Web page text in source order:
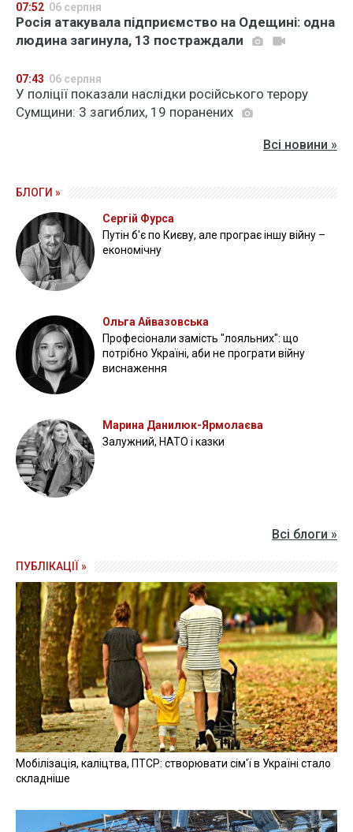
07:52 06 серпня
Росія атакувала підприємство на Одещині: одна
людина загинула, 13 постраждали
07:43 06 серпня
У поліції показали наслідки російського терору
Сумщини: 3 загиблих, 19 поранених
Всі новини »
БЛОГИ »
Сергій Фурса
Путін б'є по Києву, але програє іншу війну –
економічну
Ольга Айвазовська
Професіонали замість "лояльних": що
потрібно Україні, аби не програти війну
виснаження
Марина Данилюк-Ярмолаєва
Залужний, НАТО і казки
Всі блоги »
ПУБЛІКАЦІЇ »
Мобілізація, каліцтва, ПТСР: створювати сім'ї в Україні стало
складніше